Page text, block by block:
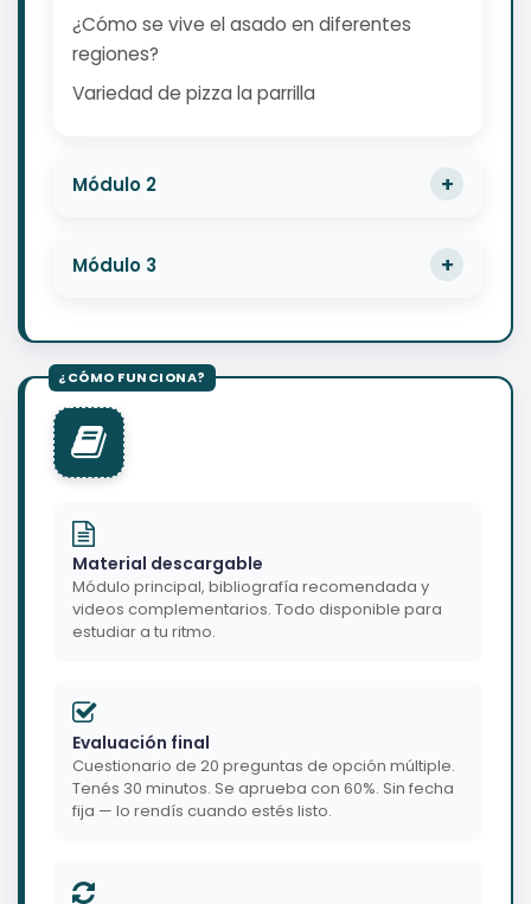
¿Cómo se vive el asado en diferentes
regiones?
Variedad de pizza la parrilla
Módulo 2
Módulo 3
Material descargable
Módulo principal, bibliografía recomendada y
videos complementarios. Todo disponible para
estudiar a tu ritmo.
Evaluación final
Cuestionario de 20 preguntas de opción múltiple.
Tenés 30 minutos. Se aprueba con 60%. Sin fecha
fija — lo rendís cuando estés listo.